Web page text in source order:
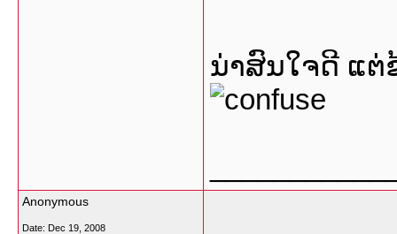
ນ່າສົນໃຈດີ ແຕ່
Anonymous
Date: Dec 19, 2008